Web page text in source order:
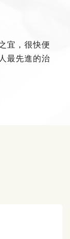
宜，很快便
最先進的治